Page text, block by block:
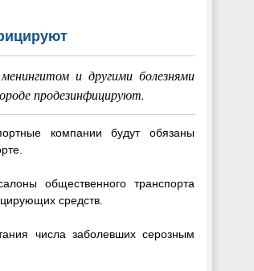
и другими болезнями
продезинфицируют.
компании будут обязаны
общественного транспорта
средств.
числа заболевших серозным